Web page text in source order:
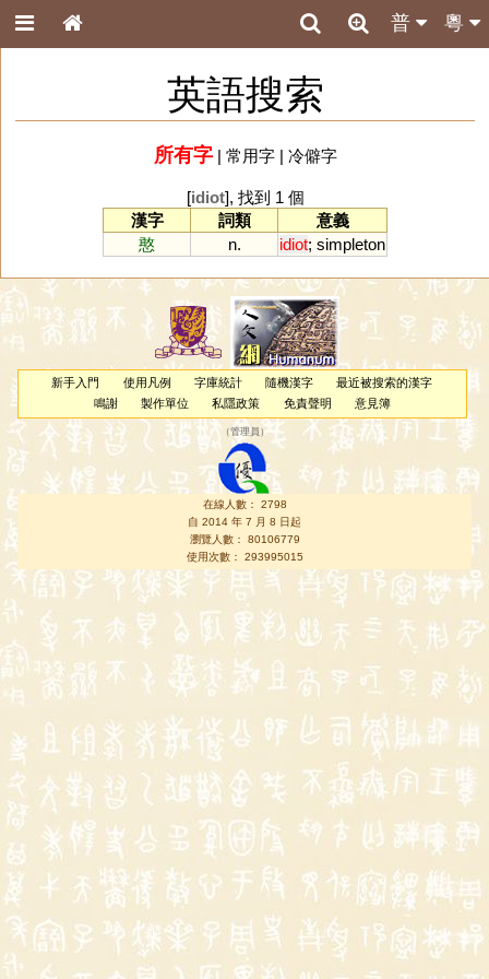
粵
普
英語搜索
所有字| 常用字| 冷僻字
[idiot], 找到 1 個
漢字
詞類
意義
憨
n. idiot; simpleton
新手入門 使用凡例 字庫統計 隨機漢字
最近被搜索的漢字
鳴謝
製作單位 私隱政策 免責聲明 意見簿
（管理員 ）
在線人數： 2798
自 2014 年 7 月 8 日起
瀏覽人數： 80106779
使用次數： 293995015